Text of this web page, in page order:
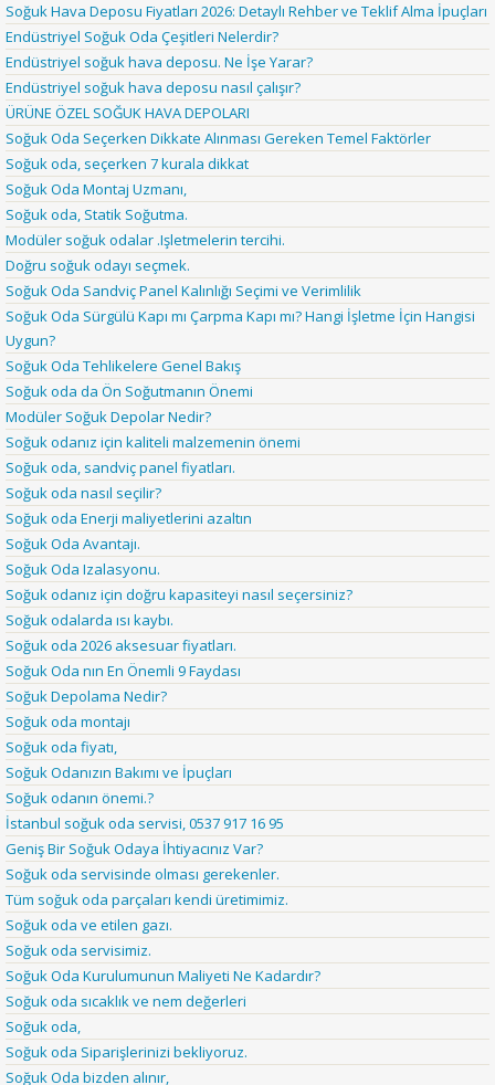
Soğuk Hava Deposu Fiyatları 2026: Detaylı Rehber ve Teklif Alma İpuçları
Endüstriyel Soğuk Oda Çeşitleri Nelerdir?
Endüstriyel soğuk hava deposu. Ne İşe Yarar?
Endüstriyel soğuk hava deposu nasıl çalışır?
ÜRÜNE ÖZEL SOĞUK HAVA DEPOLARI
Soğuk Oda Seçerken Dikkate Alınması Gereken Temel Faktörler
Soğuk oda, seçerken 7 kurala dikkat
Soğuk Oda Montaj Uzmanı,
Soğuk oda, Statik Soğutma.
Modüler soğuk odalar .Işletmelerin tercihi.
Doğru soğuk odayı seçmek.
Soğuk Oda Sandviç Panel Kalınlığı Seçimi ve Verimlilik
Soğuk Oda Sürgülü Kapı mı Çarpma Kapı mı? Hangi İşletme İçin Hangisi
Uygun?
Soğuk Oda Tehlikelere Genel Bakış
Soğuk oda da Ön Soğutmanın Önemi
Modüler Soğuk Depolar Nedir?
Soğuk odanız için kaliteli malzemenin önemi
Soğuk oda, sandviç panel fiyatları.
Soğuk oda nasıl seçilir?
Soğuk oda Enerji maliyetlerini azaltın
Soğuk Oda Avantajı.
Soğuk Oda Izalasyonu.
Soğuk odanız için doğru kapasiteyi nasıl seçersiniz?
Soğuk odalarda ısı kaybı.
Soğuk oda 2026 aksesuar fiyatları.
Soğuk Oda nın En Önemli 9 Faydası
Soğuk Depolama Nedir?
Soğuk oda montajı
Soğuk oda fiyatı,
Soğuk Odanızın Bakımı ve İpuçları
Soğuk odanın önemi.?
İstanbul soğuk oda servisi, 0537 917 16 95
Geniş Bir Soğuk Odaya İhtiyacınız Var?
Soğuk oda servisinde olması gerekenler.
Tüm soğuk oda parçaları kendi üretimimiz.
Soğuk oda ve etilen gazı.
Soğuk oda servisimiz.
Soğuk Oda Kurulumunun Maliyeti Ne Kadardır?
Soğuk oda sıcaklık ve nem değerleri
Soğuk oda,
Soğuk oda Siparişlerinizi bekliyoruz.
Soğuk Oda bizden alınır,